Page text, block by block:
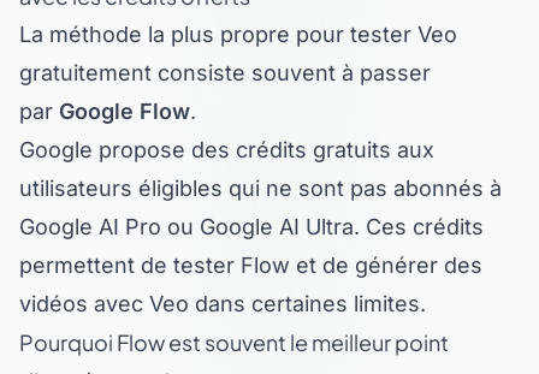
La méthode la plus propre pour tester Veo
gratuitement consiste souvent à passer
Google Flow
Google propose des crédits gratuits aux
utilisateurs éligibles qui ne sont pas abonnés à
Google AI Pro ou Google AI Ultra. Ces crédits
permettent de tester Flow et de générer des
vidéos avec Veo dans certaines limites.
Pourquoi Flow est souvent le meilleur point